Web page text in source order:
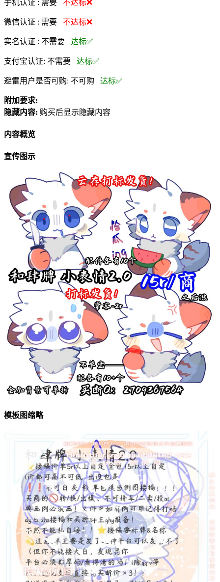
手机认证 : 需要 不达标❌
微信认证 : 需要 不达标❌
实名认证 : 不需要 达标✅
支付宝认证: 不需要 达标✅
避雷用户是否可购: 不可购 达标✅
附加要求:
隐藏内容: 购买后显示隐藏内容
内容概览
宣传图示
模板图缩略